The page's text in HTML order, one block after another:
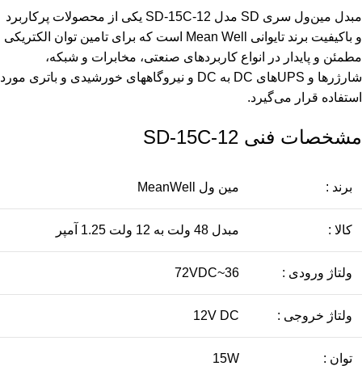
مبدل مین‌ول سری SD مدل SD-15C-12 یکی از محصولات پرکاربرد
و باکیفیت برند تایوانی Mean Well است که برای تامین توان الکتریکی
مطمئن و پایدار در انواع کاربردهای صنعتی، مخابرات و شبکه،
شارژرها و UPSهای DC به DC و نیروگاههای خورشیدی و باتری مورد
استفاده قرار می‌گیرد.
مشخصات فنی SD-15C-12
برند : مین ول MeanWell
کالا : مبدل 48 ولت به 12 ولت 1.25 آمپر
ولتاژ ورودی : 36~72VDC
ولتاژ خروجی : 12V DC
توان : 15W